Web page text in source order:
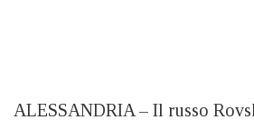
ALESSANDRIA – Il russo